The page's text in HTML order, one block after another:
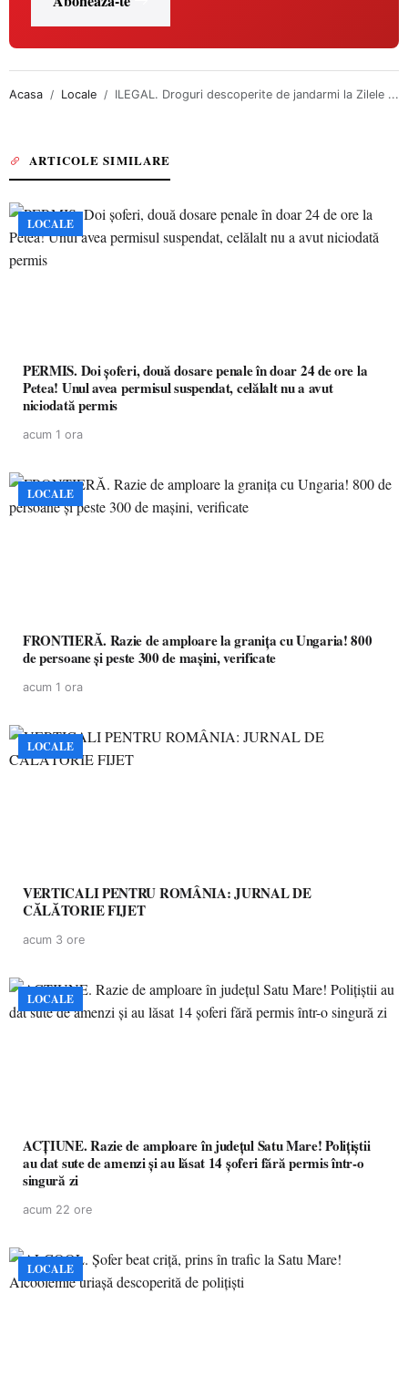
Acasa Locale ILEGAL. Droguri descoperite de jandarmi la Zilele ...
ARTICOLE SIMILARE
LOCALE
PERMIS. Doi șoferi, două dosare penale în doar 24 de ore la
Petea! Unul avea permisul suspendat, celălalt nu a avut
niciodată permis
acum 1 ora
LOCALE
FRONTIERĂ. Razie de amploare la granița cu Ungaria! 800
de persoane și peste 300 de mașini, verificate
acum 1 ora
LOCALE
VERTICALI PENTRU ROMÂNIA: JURNAL DE
CĂLĂTORIE FIJET
acum 3 ore
LOCALE
ACȚIUNE. Razie de amploare în județul Satu Mare! Polițiștii
au dat sute de amenzi și au lăsat 14 șoferi fără permis într-o
singură zi
acum 22 ore
LOCALE